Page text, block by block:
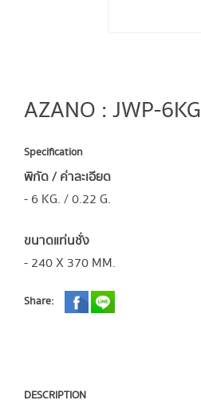
AZANO : JWP-6KG
Specification
พิกัด / ค่าละเอียด
- 6 KG. / 0.22 G.
ขนาดแท่นชั่ง
- 240 X 370 MM.
Share:
DESCRIPTION